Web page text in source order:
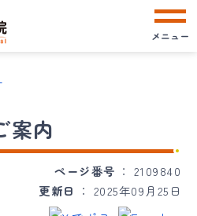
メニュー
案内
ページ番号
2109840
更新日
2025年09月25日